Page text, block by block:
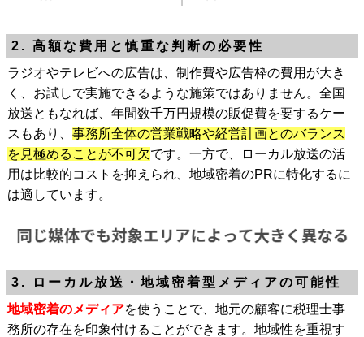
2. 高額な費用と慎重な判断の必要性
ラジオやテレビへの広告は、制作費や広告枠の費用が大き
く、お試しで実施できるような施策ではありません。全国
放送ともなれば、年間数千万円規模の販促費を要するケー
スもあり、 事務所全体の営業戦略や経営計画とのバランス
を見極めることが不可欠です。一方で、ローカル放送の活
用は比較的コストを抑えられ、地域密着のPRに特化するに
は適しています。
3. ローカル放送・地域密着型メディアの可能性
地域密着のメディアを使うことで、地元の顧客に税理士事
務所の存在を印象付けることができます。地域性を重視す